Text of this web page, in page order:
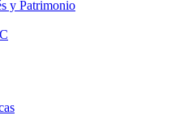
y Patrimonio